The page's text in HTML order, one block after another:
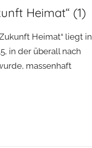
Heimat“ (1)
Heimat“ liegt in
in der überall nach
massenhaft